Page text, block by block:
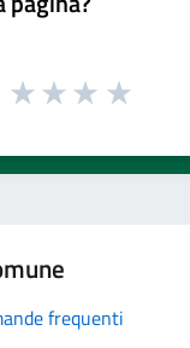
frequenti